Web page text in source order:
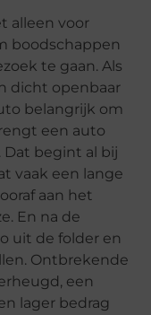
alleen voor
boodschappen
te gaan. Als
dicht openbaar
belangrijk om
een auto
Dat begint al bij
vaak een lange
aan het
En na de
uit de folder en
Ontbrekende
een
lager bedrag